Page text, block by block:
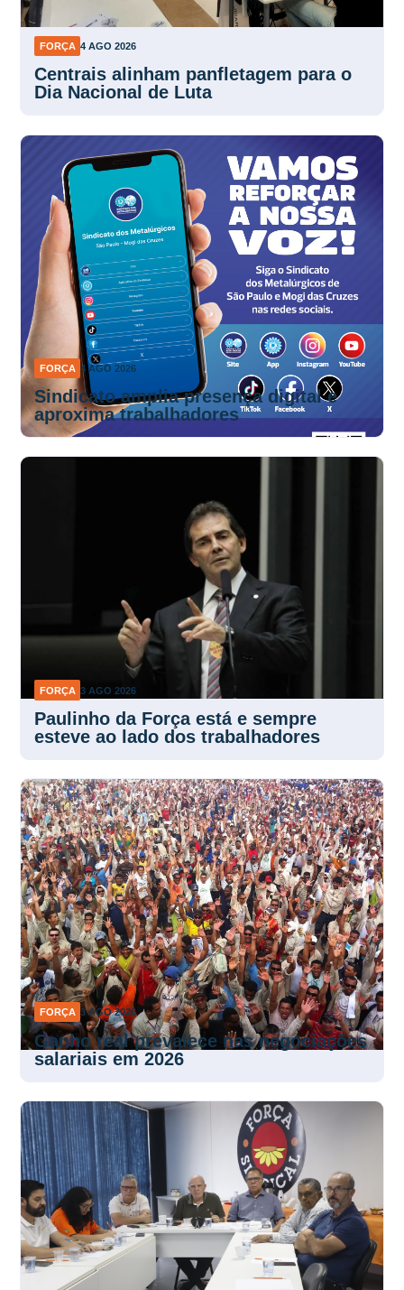
FORÇA 4 AGO 2026
Centrais alinham panfletagem para o
Dia Nacional de Luta
FORÇA 4 AGO 2026
Sindicato amplia presença digital e
aproxima trabalhadores
FORÇA 3 AGO 2026
Paulinho da Força está e sempre
esteve ao lado dos trabalhadores
FORÇA 3 AGO 2026
Ganho real prevalece nas negociações
salariais em 2026